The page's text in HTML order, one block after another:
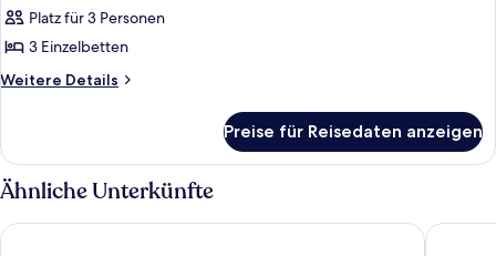
Platz für 3 Personen
3 Einzelbetten
Weitere Details
Weitere
Dreibettzimmer
Preise für Reisedaten anzeigen
Ähnliche Unterkünfte
Herdade Lago Real Hotel